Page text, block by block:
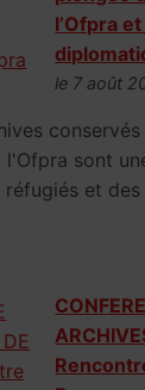
l’Ofpra
le 7 août
sont
et des